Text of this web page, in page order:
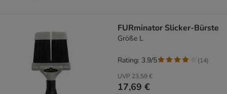
FURminator Slicker-Bürste
Größe L
UVP 23,59 €
17,69 €
Rating: 3.9/5 (14)